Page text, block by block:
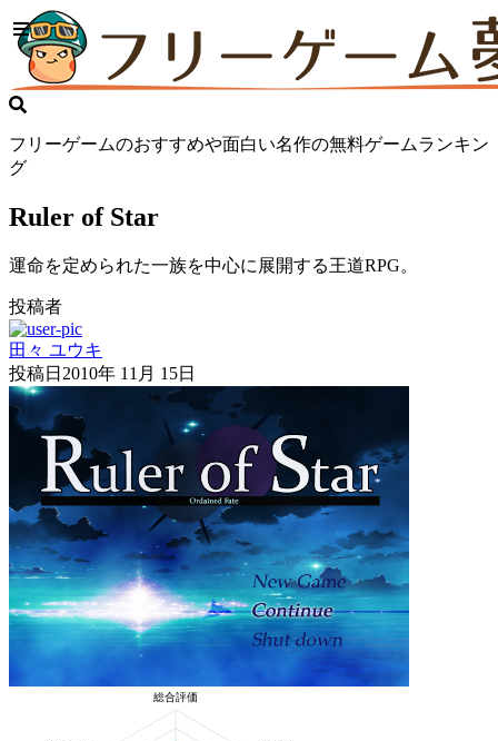
フリーゲームのおすすめや面白い名作の無料ゲームランキン
グ
Ruler of Star
運命を定められた一族を中心に展開する王道RPG。
投稿者
田々 ユウキ
投稿日 2010年 11月 15日